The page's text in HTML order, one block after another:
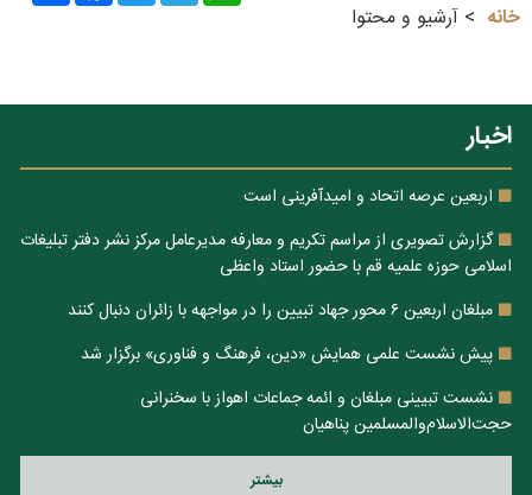
خانه
آرشیو و محتوا
اخبار
اربعین عرصه اتحاد و امیدآفرینی است
گزارش تصویری از مراسم تکریم و معارفه مدیرعامل مرکز نشر دفتر تبلیغات
اسلامی حوزه علمیه قم با حضور استاد واعظی
مبلغان اربعین ۶ محور جهاد تبیین را در مواجهه با زائران دنبال کنند
پیش نشست علمی همایش «دین، فرهنگ و فناوری» برگزار شد
نشست تبیینی مبلغان و ائمه جماعات اهواز با سخنرانی
حجت‌الاسلام‌والمسلمین پناهیان
بيشتر